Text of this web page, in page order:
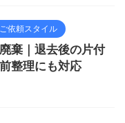
ご依頼スタイル
棄｜退去後の片付
整理にも対応